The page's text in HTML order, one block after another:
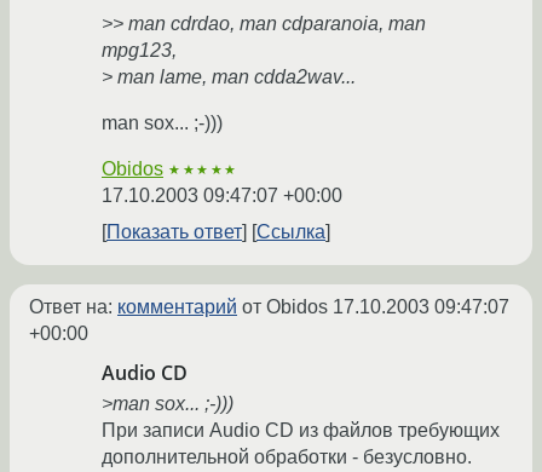
>> man cdrdao, man cdparanoia, man
mpg123,
> man lame, man cdda2wav...
man sox... ;-)))
Obidos ★★★★★
17.10.2003 09:47:07 +00:00
Показать ответ
Ссылка
Ответ на: комментарий от Obidos 17.10.2003 09:47:07
+00:00
Audio CD
>man sox... ;-)))
При записи Audio CD из файлов требующих
дополнительной обработки - безусловно.